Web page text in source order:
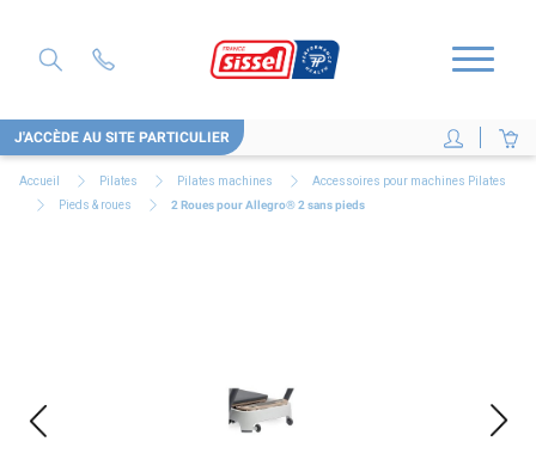
J'ACCÈDE AU SITE PARTICULIER
Accueil Pilates Pilates machines
Accessoires pour machines Pilates
Pieds & roues
2 Roues pour Allegro® 2 sans pieds